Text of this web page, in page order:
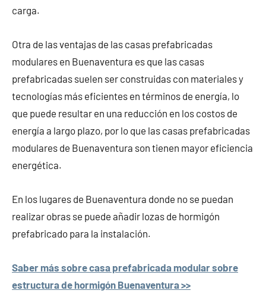
carga.
Otra de las ventajas de las casas prefabricadas
modulares en Buenaventura es que las casas
prefabricadas suelen ser construidas con materiales y
tecnologías más eficientes en términos de energía, lo
que puede resultar en una reducción en los costos de
energía a largo plazo, por lo que las casas prefabricadas
modulares de Buenaventura son tienen mayor eficiencia
energética.
En los lugares de Buenaventura donde no se puedan
realizar obras se puede añadir lozas de hormigón
prefabricado para la instalación.
Saber más sobre casa prefabricada modular sobre
estructura de hormigón Buenaventura >>